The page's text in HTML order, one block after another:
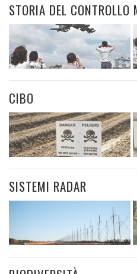
STORIA DEL CONTROLLO
CIBO
SISTEMI RADAR